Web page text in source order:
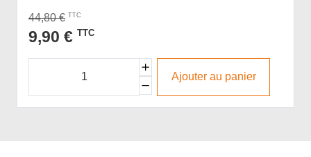
44,80 € TTC
9,90 € TTC
Ajouter au panier